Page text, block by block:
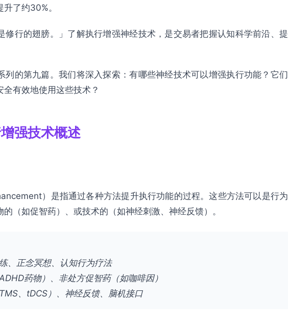
了约30%。
修行的翅膀。」了解执行增强神经技术，是交易者把握认知科学前沿、提
列的第九篇。我们将深入探索：有哪些神经技术可以增强执行功能？它们
有效地使用这些技术？
强技术概述
）是指通过各种方法提升执行功能的过程。这些方法可以是行为
（如促智药）、或技术的（如神经刺激、神经反馈）。
、正念冥想、认知行为疗法
药物）、非处方促智药（如咖啡因）
、tDCS）、神经反馈、脑机接口